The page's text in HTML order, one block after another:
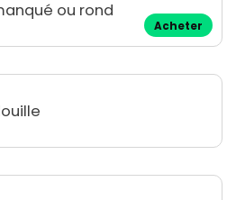
ou rond
Acheter